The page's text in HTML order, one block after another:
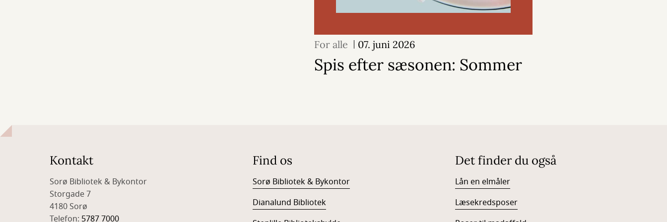
For alle 07. juni 2026
Spis efter sæsonen: Sommer
Kontakt
Sorø Bibliotek & Bykontor
Storgade 7
4180 Sorø
Telefon: 5787 7000
Find os
Sorø Bibliotek & Bykontor
Dianalund Bibliotek
Det finder du også
Lån en elmåler
Læsekredsposer